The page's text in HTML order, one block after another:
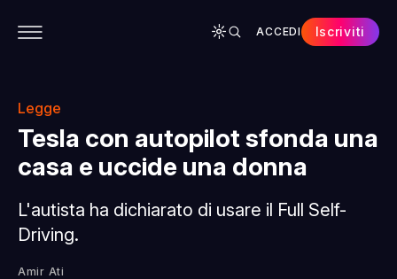
ACCEDI Iscriviti
Legge
Tesla con autopilot sfonda una
casa e uccide una donna
L'autista ha dichiarato di usare il Full Self-
Driving.
Amir Ati